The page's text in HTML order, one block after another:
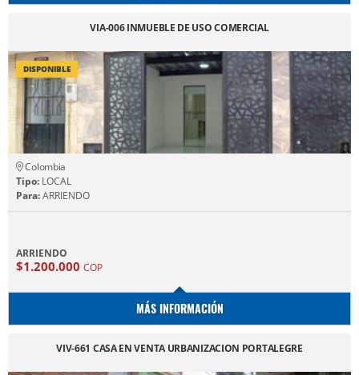
VIA-006 INMUEBLE DE USO COMERCIAL
DISPONIBLE
Colombia
Tipo: LOCAL
Para:ARRIENDO
ARRIENDO
$1.200.000 COP
MÁS INFORMACIÓN
VIV-661 CASA EN VENTA URBANIZACION PORTALEGRE